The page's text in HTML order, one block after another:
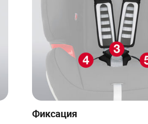
Фиксация